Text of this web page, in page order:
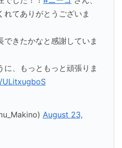
れてありがとうございま
できたかなと感謝していま
に、もっともっと頑張りま
August 23,